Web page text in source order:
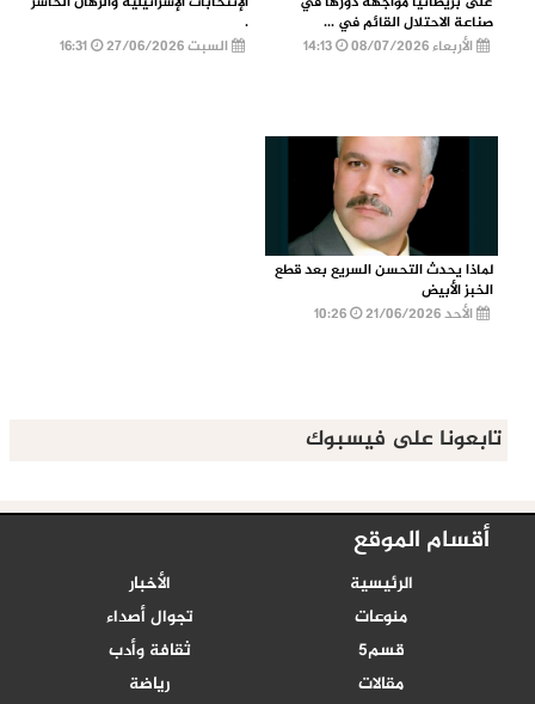
صناعة الاحتلال القائم في ...
الأربعاء 08/07/2026
.
السبت 27/06/2026
16:31
لماذا يحدث التحسن السريع بعد قطع
الخبز الأبيض
الأحد 21/06/2026
تابعونا على فيسبوك
أقسام الموقع
الرئيسية
الأخبار
منوعات
تجوال أصداء
قسم5
ثقافة وأدب
مقالات
رياضة